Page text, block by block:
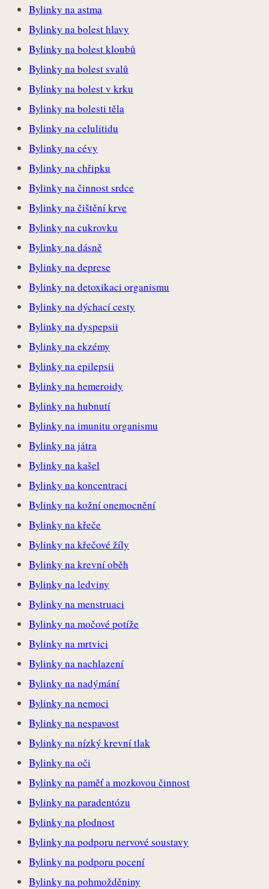
Bylinky na astma
Bylinky na bolest hlavy
Bylinky na bolest kloubů
Bylinky na bolest svalů
Bylinky na bolest v krku
Bylinky na bolesti těla
Bylinky na celulitidu
Bylinky na cévy
Bylinky na chřipku
Bylinky na činnost srdce
Bylinky na čištění krve
Bylinky na cukrovku
Bylinky na dásně
Bylinky na deprese
Bylinky na detoxikaci organismu
Bylinky na dýchací cesty
Bylinky na dyspepsii
Bylinky na ekzémy
Bylinky na epilepsii
Bylinky na hemeroidy
Bylinky na hubnutí
Bylinky na imunitu organismu
Bylinky na játra
Bylinky na kašel
Bylinky na koncentraci
Bylinky na kožní onemocnění
Bylinky na křeče
Bylinky na křečové žíly
Bylinky na krevní oběh
Bylinky na ledviny
Bylinky na menstruaci
Bylinky na močové potíže
Bylinky na mrtvici
Bylinky na nachlazení
Bylinky na nadýmání
Bylinky na nemoci
Bylinky na nespavost
Bylinky na nízký krevní tlak
Bylinky na oči
Bylinky na paměť a mozkovou činnost
Bylinky na paradentózu
Bylinky na plodnost
Bylinky na podporu nervové soustavy
Bylinky na podporu pocení
Bylinky na pohmožděniny